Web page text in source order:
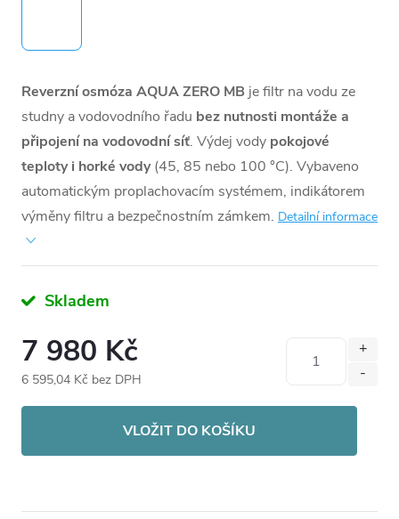
Reverzní osmóza AQUA ZERO MB je filtr na vodu ze
studny a vodovodního řadu bez nutnosti montáže a
připojení na vodovodní síť. Výdej vody pokojové
teploty i horké vody(45, 85 nebo 100 °C). Vybaveno
automatickým proplachovacím systémem, indikátorem
výměny filtru a bezpečnostním zámkem. Detailní informace
Skladem
7 980 Kč
6 595,04 Kč bez DPH
VLOŽIT DO KOŠÍKU